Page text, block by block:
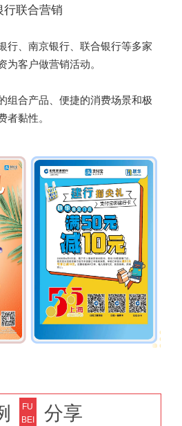
行联合营销
行、南京银行、联合银行等多家
为客户做营销活动。
组合产品、便捷的消费场景和极
者黏性。
FU
BEI
分享